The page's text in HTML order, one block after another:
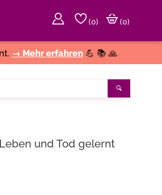
(0)
(0)
→ Mehr erfahren 💪 📚 🙏
und Tod gelernt